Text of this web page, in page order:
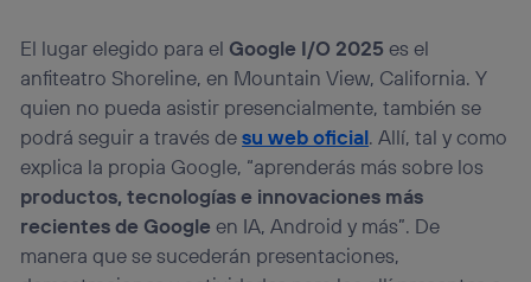
El lugar elegido para el Google I/O 2025 es el
anfiteatro Shoreline, en Mountain View, California. Y
quien no pueda asistir presencialmente, también se
podrá seguir a través desu web oficial. Allí, tal y como
explica la propia Google, “aprenderás más sobre los
productos, tecnologías e innovaciones más
recientes de Google en IA, Android y más”. De
manera que se sucederán presentaciones,